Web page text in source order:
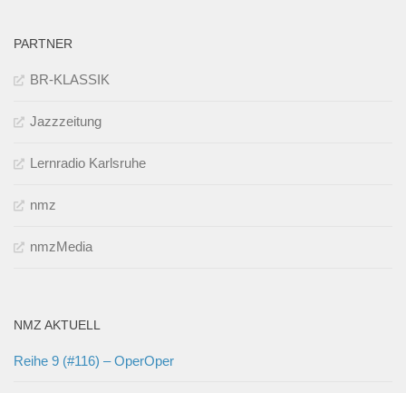
PARTNER
BR-KLASSIK
Jazzzeitung
Lernradio Karlsruhe
nmz
nmzMedia
NMZ AKTUELL
Reihe 9 (#116) – OperOper